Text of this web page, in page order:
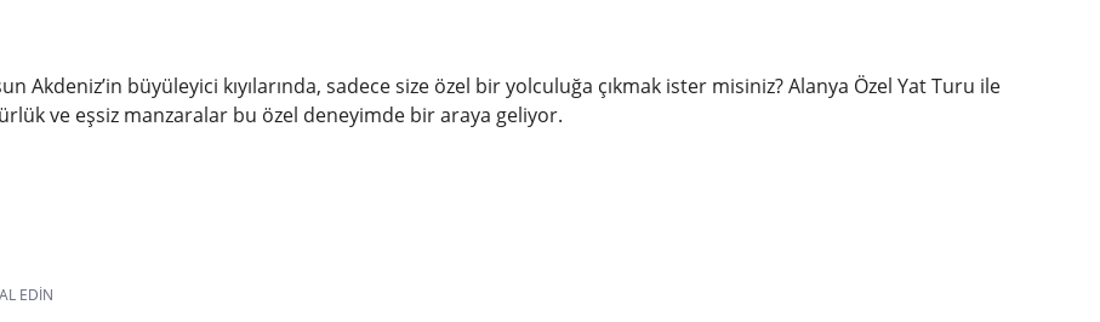
Akdeniz’in büyüleyici kıyılarında, sadece size özel bir yolculuğa çıkmak ister misiniz? Alanya Özel Yat Turu ile
ve eşsiz manzaralar bu özel deneyimde bir araya geliyor.
EDIN